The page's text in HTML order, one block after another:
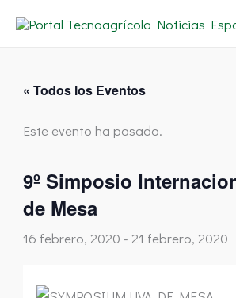
« Todos los Eventos
Este evento ha pasado.
9º Simposio
de Mesa
16 febrero, 2020 - 21 febrero, 2020